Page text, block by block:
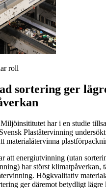
roll
sortering ger
har i en studie
Plaståtervinning
materialåtervinna
att energiutvinning (utan
har störst klimatpåverkan,
Högkvalitativ
ger däremot betydligt